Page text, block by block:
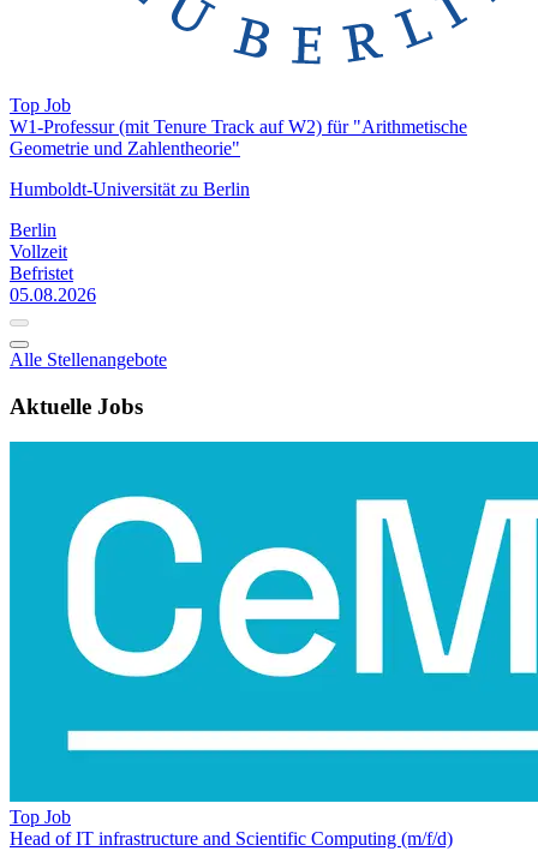
Top Job
W1-Professur (mit Tenure Track auf W2) für "Arithmetische
Geometrie und Zahlentheorie"
Humboldt-Universität zu Berlin
Berlin
Vollzeit
Befristet
05.08.2026
Alle Stellenangebote
Aktuelle Jobs
Top Job
Head of IT infrastructure and Scientific Computing (m/f/d)